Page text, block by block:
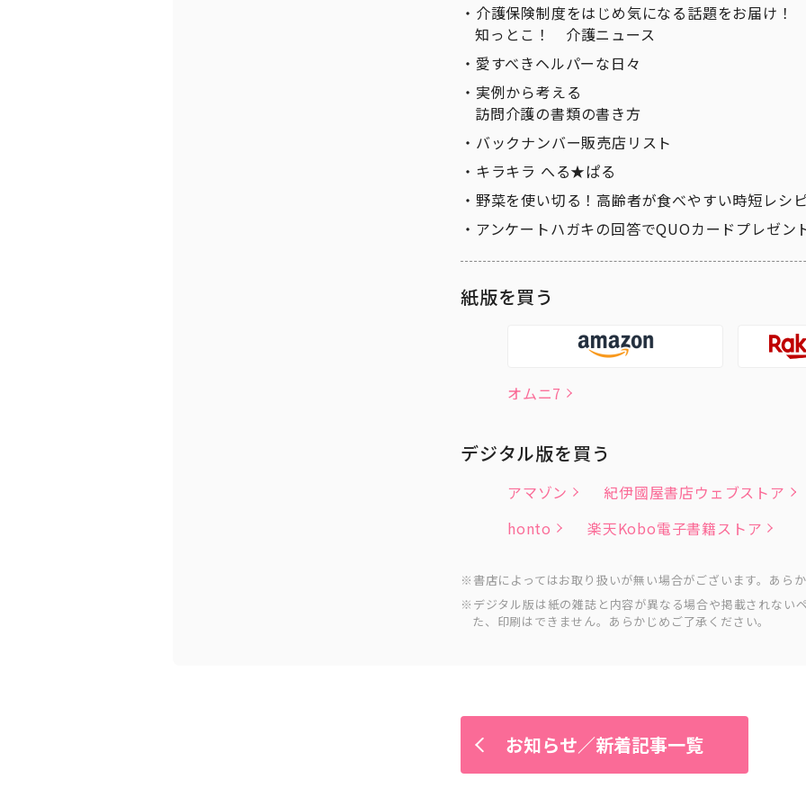
介護保険制度をはじめ気になる話題をお届け！
知っとこ！ 介護ニュース
愛すべきヘルパーな日々
実例から考える
訪問介護の書類の書き方
バックナンバー販売店リスト
キラキラ へる★ぱる
野菜を使い切る！高齢者が食べやすい時短レシ
アンケートハガキの回答でQUOカードプレゼン
紙版を買う
オムニ7
デジタル版を買う
アマゾン
紀伊國屋書店ウェブストア
honto
楽天Kobo電子書籍ストア
書店によってはお取り扱いが無い場合がございます。あら
デジタル版は紙の雑誌と内容が異なる場合や掲載されない
た、印刷はできません。あらかじめご了承ください。
お知らせ／新着記事一覧